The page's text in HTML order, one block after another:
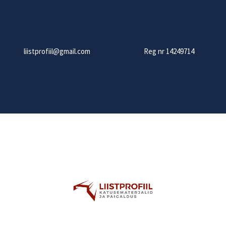
liistprofiil@gmail.com Reg nr 14249714